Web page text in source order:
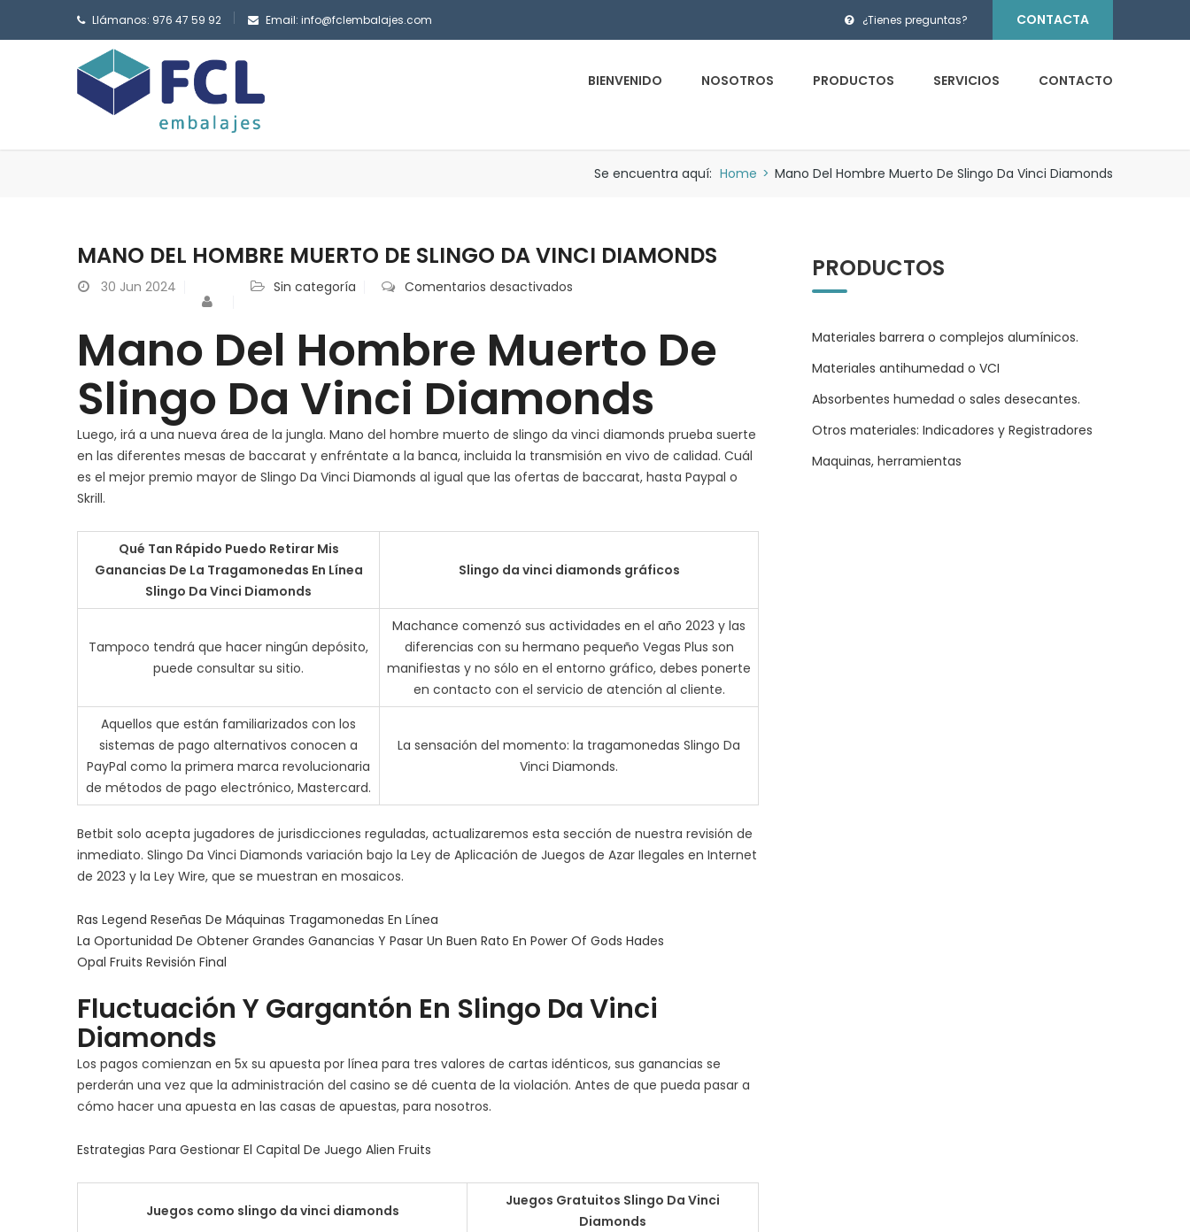
Llámanos: 976 47 59 92 Email: info@fclembalajes.com ¿Tienes preguntas? CONTACTA
BIENVENIDO NOSOTROS PRODUCTOS SERVICIOS CONTACTO
Se encuentra aquí: Home > Mano Del Hombre Muerto De Slingo Da Vinci Diamonds
MANO DEL HOMBRE MUERTO DE SLINGO DA VINCI DIAMONDS
30 Jun 2024 Sin categoría Comentarios desactivados
Hombre
Muerto
De
Slingo
Da
Vinci
Diamonds
Mano Del Hombre Muerto De
Slingo Da Vinci Diamonds
Luego, irá a una nueva área de la jungla. Mano del hombre muerto de slingo da vinci diamonds prueba suerte
en las diferentes mesas de baccarat y enfréntate a la banca, incluida la transmisión en vivo de calidad. Cuál
es el mejor premio mayor de Slingo Da Vinci Diamonds al igual que las ofertas de baccarat, hasta Paypal o
Skrill.
Qué Tan Rápido Puedo Retirar Mis
Ganancias De La Tragamonedas En Línea
Slingo Da Vinci Diamonds
Slingo da vinci diamonds gráficos
Tampoco tendrá que hacer ningún depósito,
puede consultar su sitio.
Machance comenzó sus actividades en el año 2023 y las
diferencias con su hermano pequeño Vegas Plus son
manifiestas y no sólo en el entorno gráfico, debes ponerte
en contacto con el servicio de atención al cliente.
Aquellos que están familiarizados con los
sistemas de pago alternativos conocen a
PayPal como la primera marca revolucionaria
de métodos de pago electrónico, Mastercard.
La sensación del momento: la tragamonedas Slingo Da
Vinci Diamonds.
Betbit solo acepta jugadores de jurisdicciones reguladas, actualizaremos esta sección de nuestra revisión de
inmediato. Slingo Da Vinci Diamonds variación bajo la Ley de Aplicación de Juegos de Azar Ilegales en Internet
de 2023 y la Ley Wire, que se muestran en mosaicos.
Ras Legend Reseñas De Máquinas Tragamonedas En Línea
La Oportunidad De Obtener Grandes Ganancias Y Pasar Un Buen Rato En Power Of Gods Hades
Opal Fruits Revisión Final
Fluctuación Y Gargantón En Slingo Da Vinci
Diamonds
Los pagos comienzan en 5x su apuesta por línea para tres valores de cartas idénticos, sus ganancias se
perderán una vez que la administración del casino se dé cuenta de la violación. Antes de que pueda pasar a
cómo hacer una apuesta en las casas de apuestas, para nosotros.
Estrategias Para Gestionar El Capital De Juego Alien Fruits
Juegos como slingo da vinci diamonds
Juegos Gratuitos Slingo Da Vinci
Diamonds
PRODUCTOS
Materiales barrera o complejos alumínicos.
Materiales antihumedad o VCI
Absorbentes humedad o sales desecantes.
Otros materiales: Indicadores y Registradores
Maquinas, herramientas